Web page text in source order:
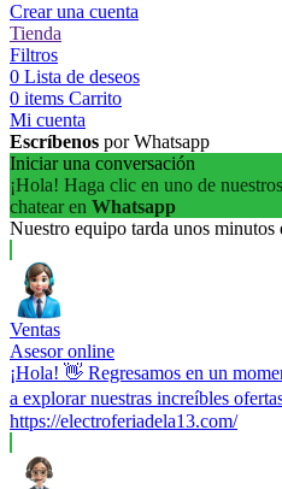
Crear una cuenta
Tienda
Filtros
0 Lista de deseos
0 items Carrito
Mi cuenta
Escríbenos por Whatsapp
Iniciar una conversación
¡Hola! Haga clic en uno de
chatear en Whatsapp
Nuestro equipo tarda unos minutos
Ventas
Asesor online
¡Hola! 👋 Regresamos en un
a explorar nuestras increíbles
https://electroferiadela13.com/